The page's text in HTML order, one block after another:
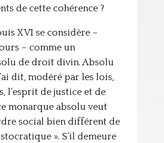
de cette cohérence ?
XVI se considère –
– comme un
de droit divin. Absolu
dit, modéré par les lois,
l’esprit de justice et de
monarque absolu veut
social bien différent de
». S’il demeure